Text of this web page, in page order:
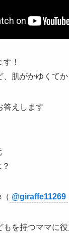
！
、肌がかゆくて
答えします
@giraffe11269
もを持つママに